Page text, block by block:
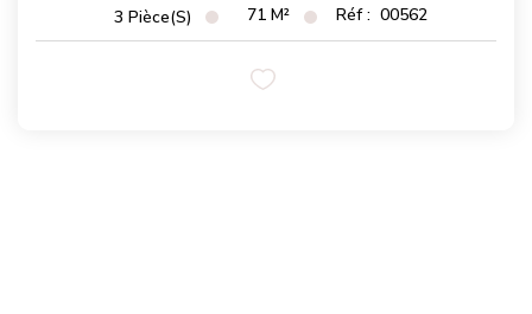
CONTACT
3 Pièce(s) 71 M² Réf : 00562